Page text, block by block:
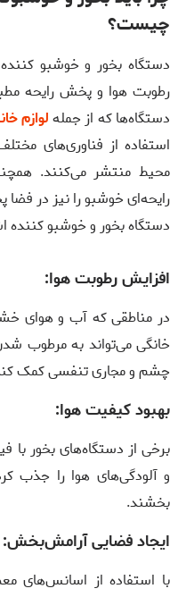
چیست؟
دستگاه بخور و خوشبو
رطوبت هوا و پخش رایحه
دستگاه‌ها که از جملهلوازم
استفاده از فناوری‌های
محیط منتشر می‌کنند.
رایحه‌ای خوشبو را نیز در
دستگاه بخور و خوشبو کننده
افزایش رطوبت هوا:
در مناطقی که آب و هوای
خانگی می‌تواند به مرطوب
چشم و مجاری تنفسی کمک
بهبود کیفیت هوا:
برخی از دستگاه‌های بخور با
و آلودگی‌های هوا را جذب
بخشند.
ایجاد فضایی آرامش‌بخش:
با استفاده از اسانس‌های